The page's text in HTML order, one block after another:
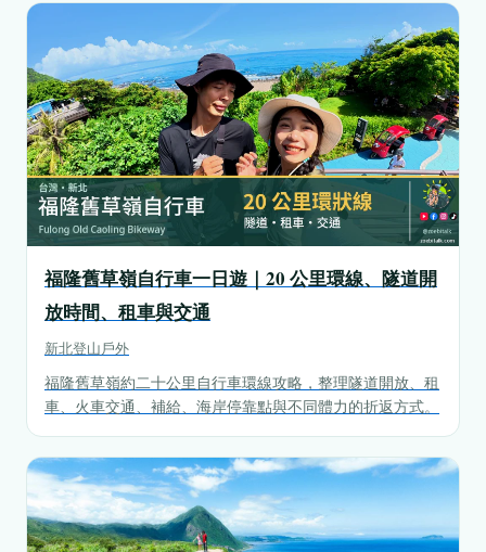
福隆舊草嶺自行車一日遊｜20 公里環線、隧道開
放時間、租車與交通
新北登山戶外
福隆舊草嶺約二十公里自行車環線攻略，整理隧道開放、租
車、火車交通、補給、海岸停靠點與不同體力的折返方式。